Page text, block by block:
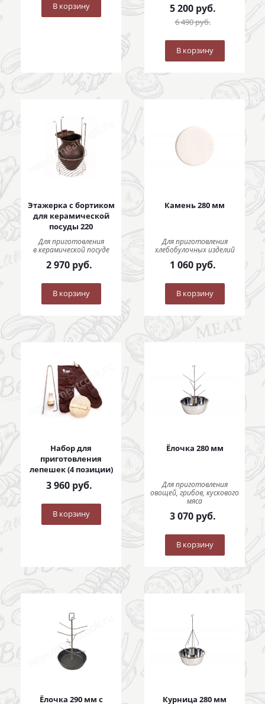
В корзину 5 200руб.
6 490руб.
В корзину
Этажерка с бортиком
для керамической
посуды 220
Для приготовления
в керамической посуде
2 970руб.
В корзину
Камень 280 мм
Для приготовления
хлебобулочных изделий
1 060руб.
В корзину
Набор для
приготовления
лепешек (4 позиции)
3 960руб.
В корзину
Ёлочка 280 мм
Для приготовления
овощей, грибов, кускового
мяса
3 070руб.
В корзину
Ёлочка 290 мм с Курница 280 мм